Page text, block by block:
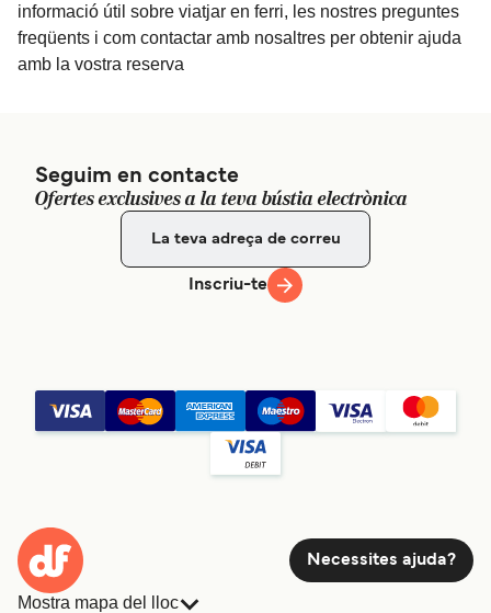
informació útil sobre viatjar en ferri, les nostres preguntes
freqüents i com contactar amb nosaltres per obtenir ajuda
amb la vostra reserva
Seguim en contacte
Ofertes exclusives a la teva bústia electrònica
Inscriu-te
Necessites ajuda?
Mostra mapa del lloc